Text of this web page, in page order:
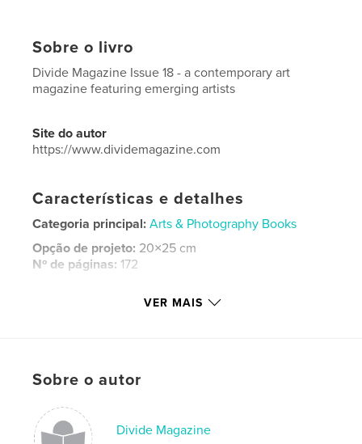
Sobre o livro
Divide Magazine Issue 18 - a contemporary art
magazine featuring emerging artists
Site do autor
https://www.dividemagazine.com
Características e detalhes
Categoria principal: Arts & Photography Books
Opção de projeto: 20×25 cm
Nº de páginas: 172
Capa mole: 9798240621246
Palavras-chavee
VER MAIS
Sobre o autor
Divide Magazine